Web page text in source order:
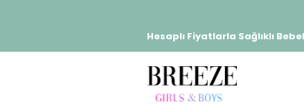
Hesaplı Fiyatlarla Sağlıklı